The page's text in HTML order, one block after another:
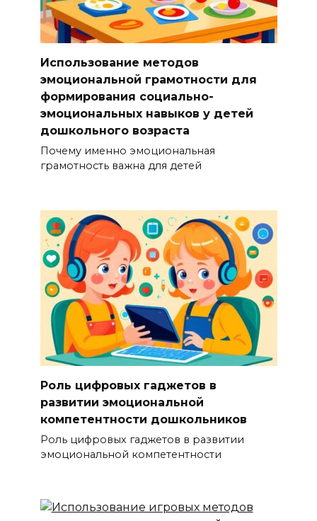
Использование методов
эмоциональной грамотности для
формирования социально-
эмоциональных навыков у детей
дошкольного возраста
Почему именно эмоциональная
грамотность важна для детей
Роль цифровых гаджетов в
развитии эмоциональной
компетентности дошкольников
Роль цифровых гаджетов в развитии
эмоциональной компетентности